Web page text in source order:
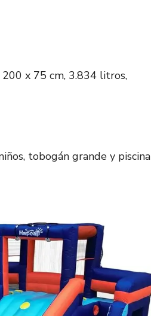
x 75 cm, 3.834 litros,
tobogán grande y piscina